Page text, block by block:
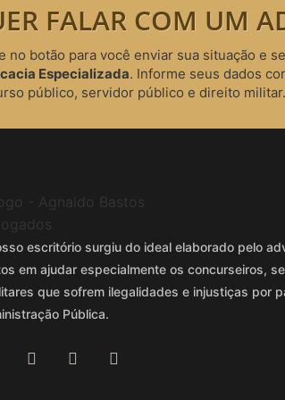
FALAR COM UM
no botão para você enviar sua situação e
Especializada. Informe seus dados
público, servidor público e direito militar.
escritório surgiu do ideal elaborado pelo
em ajudar especialmente os concurseiros,
que sofrem ilegalidades e injustiças por
Pública.